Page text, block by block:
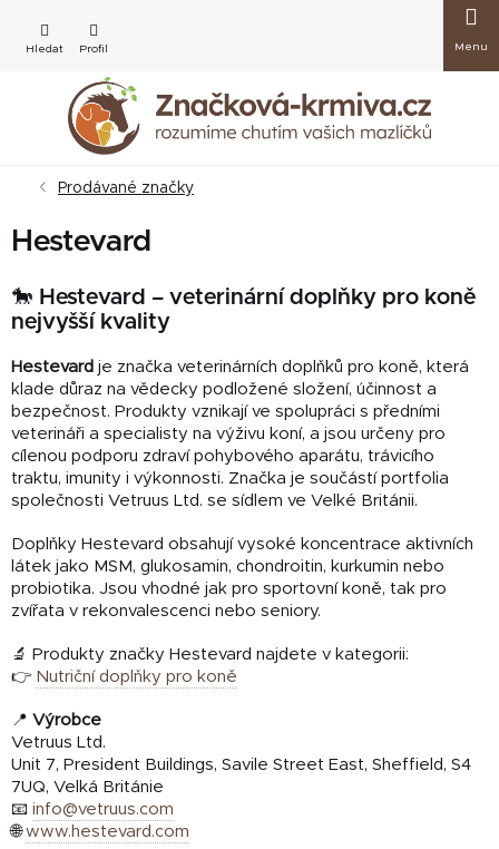
obsah
košík
Prodávané značky
Hestevard
🐎 Hestevard – veterinární doplňky pro koně
nejvyšší kvality
Hestevard je značka veterinárních doplňků pro koně, která
klade důraz na vědecky podložené složení, účinnost a
bezpečnost. Produkty vznikají ve spolupráci s předními
veterináři a specialisty na výživu koní, a jsou určeny pro
cílenou podporu zdraví pohybového aparátu, trávicího
traktu, imunity i výkonnosti. Značka je součástí portfolia
společnosti Vetruus Ltd. se sídlem ve Velké Británii.
Doplňky Hestevard obsahují vysoké koncentrace aktivních
látek jako MSM, glukosamin, chondroitin, kurkumin nebo
probiotika. Jsou vhodné jak pro sportovní koně, tak pro
zvířata v rekonvalescenci nebo seniory.
🔬 Produkty značky Hestevard najdete v kategorii:
👉 Nutriční doplňky pro koně
📍 Výrobce
Vetruus Ltd.
Unit 7, President Buildings, Savile Street East, Sheffield, S4
7UQ, Velká Británie
📧 info@vetruus.com
🌐www.hestevard.com